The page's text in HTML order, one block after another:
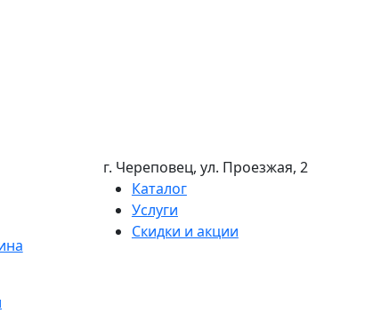
г. Череповец, ул. Проезжая, 2
Каталог
Услуги
Скидки и акции